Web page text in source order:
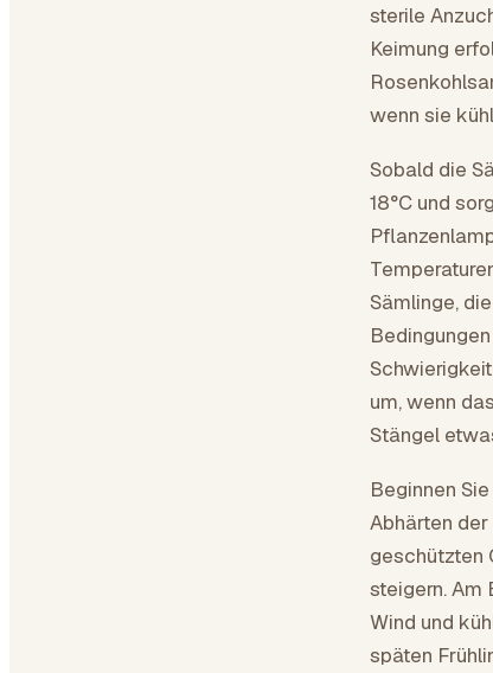
sterile
Keimung
wenn sie
Sobald die
18°C und
Sämlinge,
um, wenn
Stängel
Beginnen
Abhärten
geschützten
steigern. Am
Wind und
späten